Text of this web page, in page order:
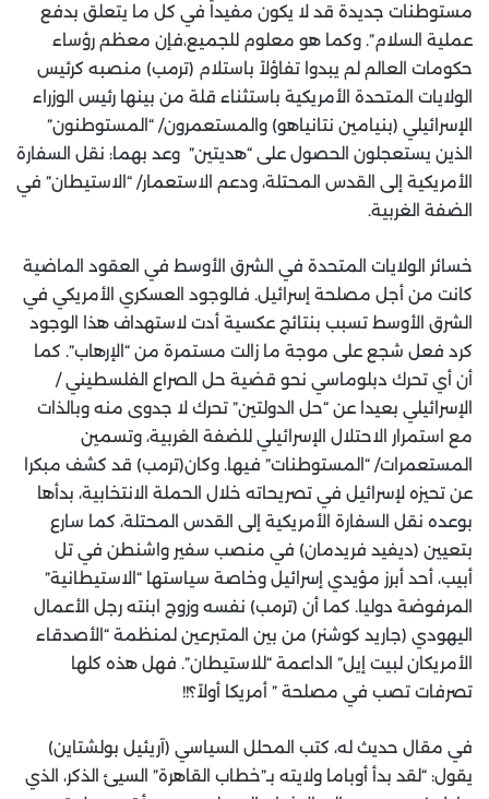
مستوطنات جديدة قد لا يكون مفيداً في كل ما يتعلق بدفع
عملية السلام”. وكما هو معلوم للجميع،فإن معظم رؤساء
حكومات العالم لم يبدوا تفاؤلاً باستلام (ترمب) منصبه كرئيس
الولايات المتحدة الأمريكية باستثناء قلة من بينها رئيس الوزراء
الإسرائيلي (بنيامين نتانياهو) والمستعمرون/ “المستوطنون”
الذين يستعجلون الحصول على “هديتين” وعد بهما: نقل السفارة
الأمريكية إلى القدس المحتلة، ودعم الاستعمار/ “الاستيطان” في
الضفة الغربية.
خسائر الولايات المتحدة في الشرق الأوسط في العقود الماضية
كانت من أجل مصلحة إسرائيل. فالوجود العسكري الأمريكي في
الشرق الأوسط تسبب بنتائج عكسية أدت لاستهداف هذا الوجود
كرد فعل شجع على موجة ما زالت مستمرة من “الإرهاب”. كما
أن أي تحرك دبلوماسي نحو قضية حل الصراع الفلسطيني /
الإسرائيلي بعيدا عن “حل الدولتين” تحرك لا جدوى منه وبالذات
مع استمرار الاحتلال الإسرائيلي للضفة الغربية، وتسمين
المستعمرات/ “المستوطنات” فيها. وكان(ترمب) قد كشف مبكرا
عن تحيزه لإسرائيل في تصريحاته خلال الحملة الانتخابية، بدأها
بوعده نقل السفارة الأمريكية إلى القدس المحتلة، كما سارع
بتعيين (ديفيد فريدمان) في منصب سفير واشنطن في تل
أبيب، أحد أبرز مؤيدي إسرائيل وخاصة سياستها “الاستيطانية”
المرفوضة دوليا. كما أن (ترمب) نفسه وزوج ابنته رجل الأعمال
اليهودي (جاريد كوشنر) من بين المتبرعين لمنظمة “الأصدقاء
الأمريكان لبيت إيل” الداعمة “للاستيطان”. فهل هذه كلها
تصرفات تصب في مصلحة ” أمريكا أولاً؟!!
في مقال حديث له، كتب المحلل السياسي (آريئيل بولشتاين)
يقول: “لقد بدأ أوباما ولايته بـ”خطاب القاهرة” السيئ الذكر، الذي